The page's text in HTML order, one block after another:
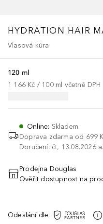
HYDRATION HAIR
Vlasová kúra
120 ml
1 166 Kč / 100 ml včetně DPH
Online: Skladem
Doprava zdarma od 699
Doručení: čt, 13.08.2026
PŘIDAT
Prodejna Douglas
Ověřit dostupnost na
Odeslání dle